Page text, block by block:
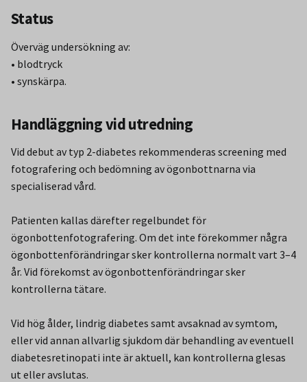
Status
Överväg undersökning av:
• blodtryck
• synskärpa.
Handläggning vid utredning
Vid debut av typ 2-diabetes rekommenderas screening med
fotografering och bedömning av ögonbottnarna via
specialiserad vård.
Patienten kallas därefter regelbundet för
ögonbottenfotografering. Om det inte förekommer några
ögonbottenförändringar sker kontrollerna normalt vart 3–4
år. Vid förekomst av ögonbottenförändringar sker
kontrollerna tätare.
Vid hög ålder, lindrig diabetes samt avsaknad av symtom,
eller vid annan allvarlig sjukdom där behandling av eventuell
diabetesretinopati inte är aktuell, kan kontrollerna glesas
ut eller avslutas.